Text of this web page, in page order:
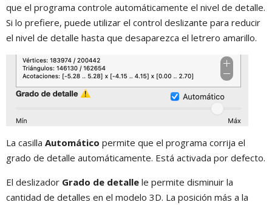
que el programa controle automáticamente el nivel de detalle.
Si lo prefiere, puede utilizar el control deslizante para reducir
el nivel de detalle hasta que desaparezca el letrero amarillo.
La casilla Automático permite que el programa corrija el
grado de detalle automáticamente. Está activada por defecto.
El deslizador Grado de detalle le permite disminuir la
cantidad de detalles en el modelo 3D. La posición más a la